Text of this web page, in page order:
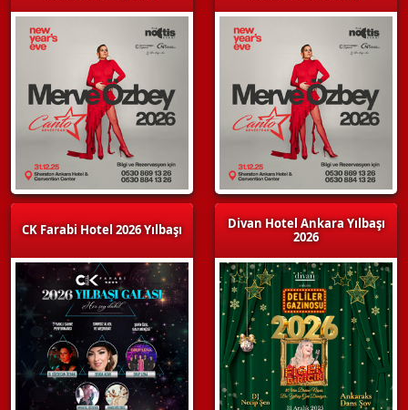
CK Farabi Hotel 2026 Yılbaşı
Divan Hotel Ankara Yılbaşı
2026